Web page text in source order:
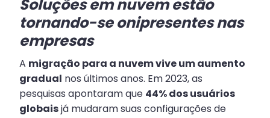
Soluções em nuvem estão
tornando-se onipresentes nas
empresas
A migração para a nuvem vive um aumento
gradual nos últimos anos. Em 2023, as
pesquisas apontaram que 44% dos usuários
globaisjá mudaram suas configurações de